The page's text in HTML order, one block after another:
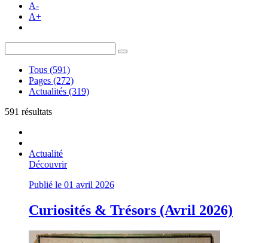
A-
A+
Tous (591)
Pages (272)
Actualités (319)
591 résultats
Actualité
Découvrir
Publié le 01 avril 2026
Curiosités & Trésors (Avril 2026)